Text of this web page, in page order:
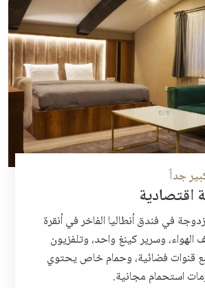
اقتصادية
في فندق أنطاليا الفاخر في أنقرة
وسرير كينغ واحد، وتلفزيون
قنوات فضائية، وحمام خاص يحتوي
استحمام مجانية.